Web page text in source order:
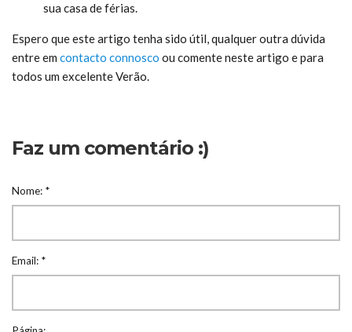
sua casa de férias.
Espero que este artigo tenha sido útil, qualquer outra dúvida
entre em contacto connosco ou comente neste artigo e para
todos um excelente Verão.
Faz um comentário :)
Nome: *
Email: *